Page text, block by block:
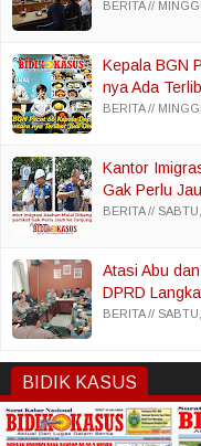
BERITA
Kepala BGN
nya Ada
BERITA
Kantor
Gak Perlu
BERITA
Atasi Abu
DPRD
Bantu 200
BERITA
BIDIK KASUS